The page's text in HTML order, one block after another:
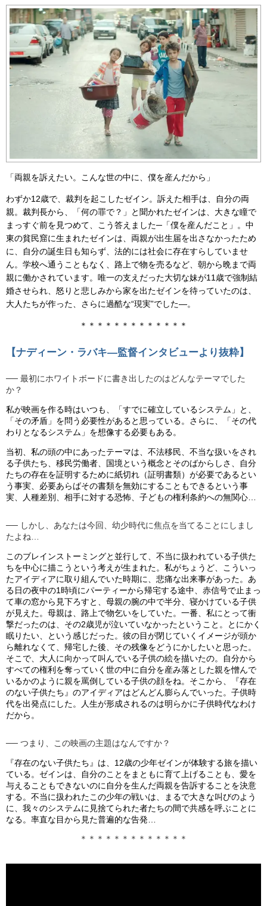
「両親を訴えたい。こんな世の中に、僕を産んだから」
わずか12歳で、裁判を起こしたゼイン。訴えた相手は、自分の両
親。裁判長から、「何の罪で？」と聞かれたゼインは、大きな瞳で
まっすぐ前を見つめて、こう答えました─「僕を産んだこと」。中
東の貧民窟に生まれたゼインは、両親が出生届を出さなかったため
に、自分の誕生日も知らず、法的には社会に存在すらしていませ
ん。学校へ通うこともなく、路上で物を売るなど、朝から晩まで両
親に働かされています。唯一の支えだった大切な妹が11歳で強制結
婚させられ、怒りと悲しみから家を出たゼインを待っていたのは、
大人たちが作った、さらに過酷な“現実”でした―。
＊＊＊＊＊＊＊＊＊＊＊＊＊
【ナディーン・ラバキ―監督インタビューより抜粋】
── 最初にホワイトボードに書き出したのはどんなテーマでした
か？
私が映画を作る時はいつも、「すでに確立しているシステム」と、
「その矛盾」を問う必要性があると思っている。さらに、「その代
わりとなるシステム」を想像する必要もある。
当初、私の頭の中にあったテーマは、不法移民、不当な扱いをされ
る子供たち、移民労働者、国境という概念とそのばからしさ、自分
たちの存在を証明するために紙切れ（証明書類）が必要であるとい
う事実、必要あらばその書類を無効にすることもできるという事
実、人種差別、相手に対する恐怖、子どもの権利条約への無関心…
── しかし、あなたは今回、幼少時代に焦点を当てることにしまし
たよね…
このブレインストーミングと並行して、不当に扱われている子供た
ちを中心に描こうという考えが生まれた。私がちょうど、こういっ
たアイディアに取り組んでいた時期に、悲痛な出来事があった。あ
る日の夜中の1時頃にパーティーから帰宅する途中、赤信号で止まっ
て車の窓から見下ろすと、母親の腕の中で半分、寝かけている子供
が見えた。母親は、路上で物乞いをしていた。一番、私にとって衝
撃だったのは、その2歳児が泣いていなかったということ。とにかく
眠りたい、という感じだった。彼の目が閉じていくイメージが頭か
ら離れなくて、帰宅した後、その残像をどうにかしたいと思った。
そこで、大人に向かって叫んでいる子供の絵を描いたの。自分から
すべての権利を奪っていく世の中に自分を産み落とした親を憎んで
いるかのように親を罵倒している子供の顔をね。そこから、『存在
のない子供たち』のアイディアはどんどん膨らんでいった。子供時
代を出発点にした。人生が形成されるのは明らかに子供時代なわけ
だから。
── つまり、この映画の主題はなんですか？
『存在のない子供たち』は、12歳の少年ゼインが体験する旅を描い
ている。ゼインは、自分のことをまともに育て上げることも、愛を
与えることもできないのに自分を生んだ両親を告訴することを決意
する。不当に扱われたこの少年の戦いは、まるで大きな叫びのよう
に、我々のシステムに見捨てられた者たちの間で共感を呼ぶことに
なる。率直な目から見た普遍的な告発…
＊＊＊＊＊＊＊＊＊＊＊＊＊